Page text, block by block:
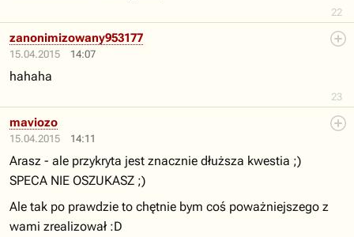
22
15.04.2015 14:07
23
zanonimizowany953177
hahaha
15.04.2015 14:11
maviozo
Arasz - ale przykryta jest znacznie dłuższa kwestia ;)
SPECA NIE OSZUKASZ ;)
Ale tak po prawdzie to chętnie bym coś poważniejszego z
wami zrealizował :D